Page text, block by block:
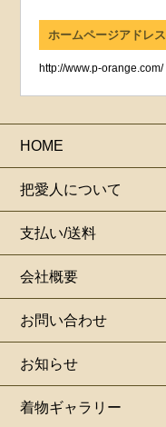
ホームページアドレス
http://www.p-orange.com/
HOME
把愛人について
支払い/送料
会社概要
お問い合わせ
お知らせ
着物ギャラリー